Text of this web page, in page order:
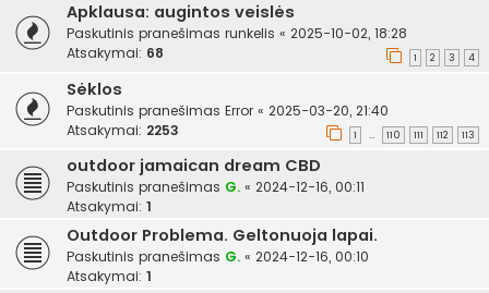
Apklausa: augintos veislės
Paskutinis pranešimas runkelis « 2025-10-02, 18:28
Atsakymai: 68 1 2 3 4
Sėklos
Paskutinis pranešimas Error « 2025-03-20, 21:40
Atsakymai: 2253 1 … 110 111 112 113
outdoor jamaican dream CBD
Paskutinis pranešimas G. « 2024-12-16, 00:11
Atsakymai: 1
Outdoor Problema. Geltonuoja lapai.
Paskutinis pranešimas G. « 2024-12-16, 00:10
Atsakymai: 1